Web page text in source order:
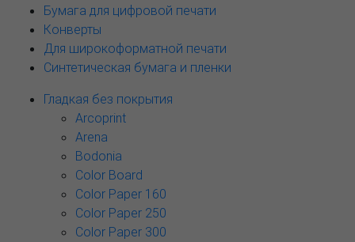
Бумага для цифровой печати
Конверты
Для широкоформатной печати
Синтетическая бумага и пленки
Гладкая без покрытия
Arcoprint
Arena
Bodonia
Color Board
Color Paper 160
Color Paper 250
Color Paper 300